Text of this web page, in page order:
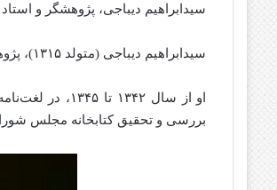
سیدابراهیم دیباجی، پژوهشگر و استاد زبان و
سیدابراهیم دیباجی (متولد ۱۳۱۵)، پژوهشگر و استاد زبان و ادبیات عرب دانشگاه تهران بود.
بررسی و تحقیق کتابخانه مجلس